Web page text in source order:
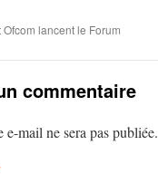
Ofcom lancent le Forum
commentaire
e-mail ne sera pas publiée.